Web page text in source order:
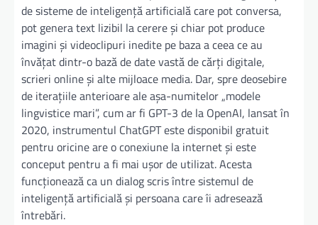
de sisteme de inteligență artificială care pot conversa,
pot genera text lizibil la cerere și chiar pot produce
imagini și videoclipuri inedite pe baza a ceea ce au
învățat dintr-o bază de date vastă de cărți digitale,
scrieri online și alte mijloace media. Dar, spre deosebire
de iterațiile anterioare ale așa-numitelor „modele
lingvistice mari”, cum ar fi GPT-3 de la OpenAI, lansat în
2020, instrumentul ChatGPT este disponibil gratuit
pentru oricine are o conexiune la internet și este
conceput pentru a fi mai ușor de utilizat. Acesta
funcționează ca un dialog scris între sistemul de
inteligență artificială și persoana care îi adresează
întrebări.